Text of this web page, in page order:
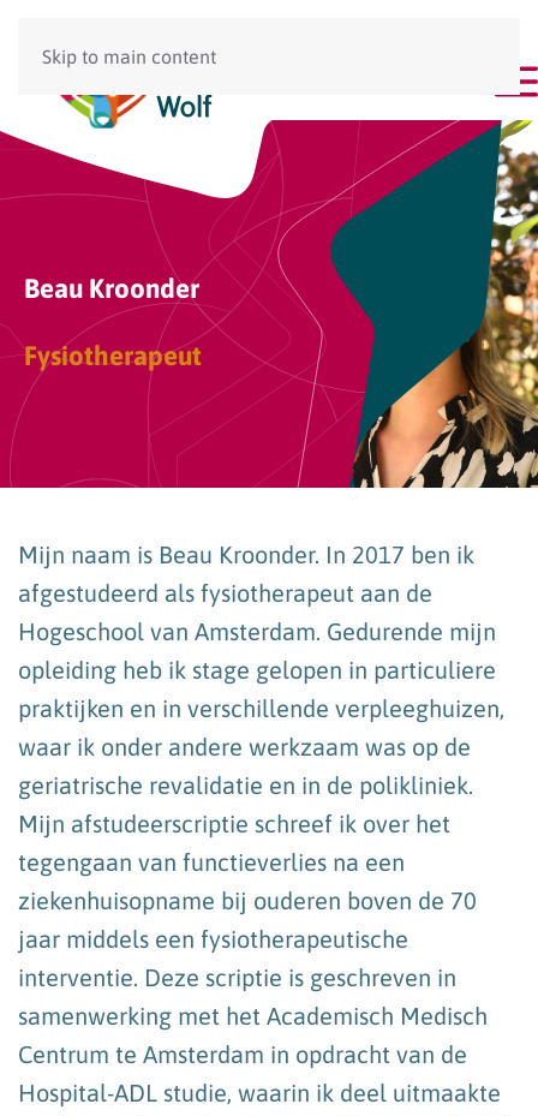
Skip to main content
Beau Kroonder
Fysiotherapeut
Mijn naam is Beau Kroonder. In 2017 ben ik
afgestudeerd als fysiotherapeut aan de
Hogeschool van Amsterdam. Gedurende mijn
opleiding heb ik stage gelopen in particuliere
praktijken en in verschillende verpleeghuizen,
waar ik onder andere werkzaam was op de
geriatrische revalidatie en in de polikliniek.
Mijn afstudeerscriptie schreef ik over het
tegengaan van functieverlies na een
ziekenhuisopname bij ouderen boven de 70
jaar middels een fysiotherapeutische
interventie. Deze scriptie is geschreven in
samenwerking met het Academisch Medisch
Centrum te Amsterdam in opdracht van de
Hospital-ADL studie, waarin ik deel uitmaakte